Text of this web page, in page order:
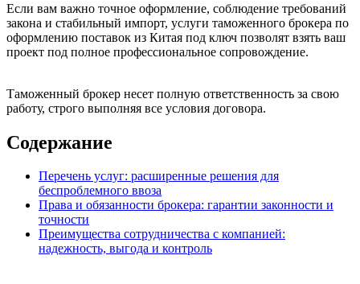
Если вам важно точное оформление, соблюдение требований
закона и стабильный импорт, услуги таможенного брокера по
оформлению поставок из Китая под ключ позволят взять ваш
проект под полное профессиональное сопровождение.
Таможенный брокер несет полную ответственность за свою
работу, строго выполняя все условия договора.
Содержание
Перечень услуг: расширенные решения для
беспроблемного ввоза
Права и обязанности брокера: гарантии законности и
точности
Преимущества сотрудничества с компанией:
надежность, выгода и контроль